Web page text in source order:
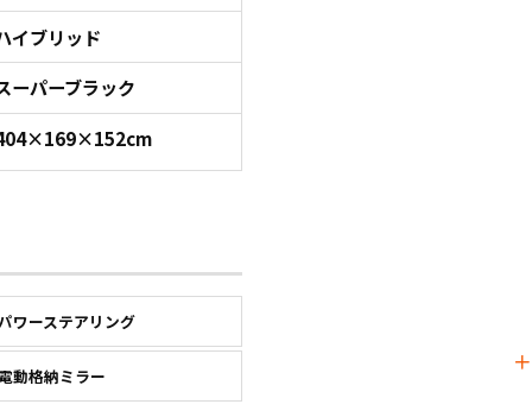
イブリッド
ーパーブラック
ワーステアリング
動格納ミラー